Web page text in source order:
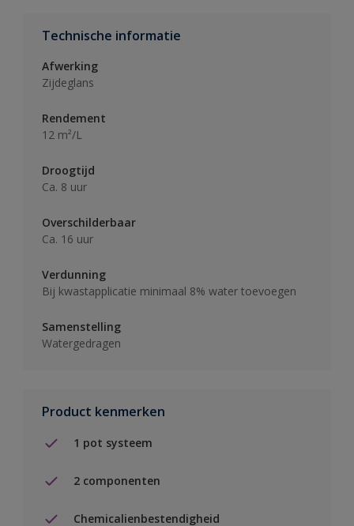
Technische informatie
Afwerking
Zijdeglans
Rendement
12 m²/L
Droogtijd
Ca. 8 uur
Overschilderbaar
Ca. 16 uur
Verdunning
Bij kwastapplicatie minimaal 8% water toevoegen
Samenstelling
Watergedragen
Product kenmerken
1 pot systeem
2 componenten
Chemicalienbestendigheid